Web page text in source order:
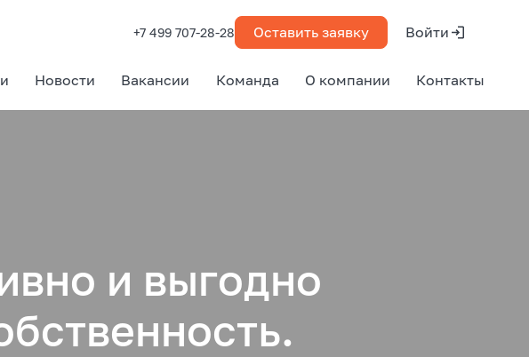
+7 499 707-28-28 Оставить заявку Войти
Новости Вакансии Команда О компании Контакты
и выгодно